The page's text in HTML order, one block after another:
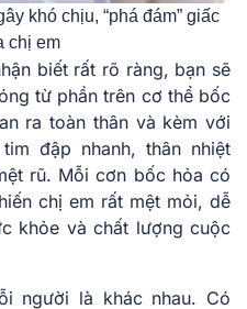
khó chịu, “phá đám” giấc
chị em
biết rất rõ ràng, bạn sẽ
từ phần trên cơ thể bốc
ra toàn thân và kèm với
đập nhanh, thân nhiệt
rũ. Mỗi cơn bốc hỏa có
chị em rất mệt mỏi, dễ
khỏe và chất lượng cuộc
người là khác nhau. Có